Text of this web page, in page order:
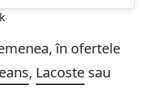
în ofertele
, Lacoste sau